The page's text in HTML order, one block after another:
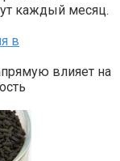
каждый месяц.
в
влияет на